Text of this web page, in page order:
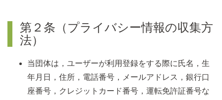
第２条（プライバシー情報の収集方
法）
当団体は，ユーザーが利用登録をする際に氏名，生
年月日，住所，電話番号，メールアドレス，銀行口
座番号，クレジットカード番号，運転免許証番号な